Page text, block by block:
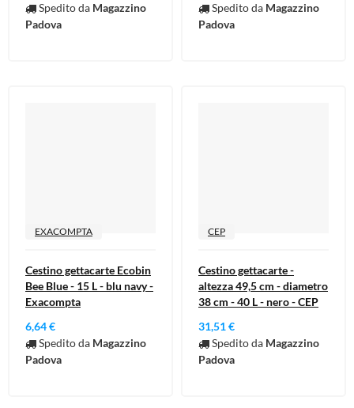
Spedito da Magazzino
Padova
Spedito da Magazzino
Padova
EXACOMPTA
Cestino gettacarte Ecobin
Bee Blue - 15 L - blu navy -
Exacompta
6,64 €
Spedito da Magazzino
Padova
CEP
Cestino gettacarte -
altezza 49,5 cm - diametro
38 cm - 40 L - nero - CEP
31,51 €
Spedito da Magazzino
Padova